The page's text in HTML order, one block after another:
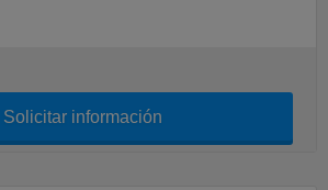
Solicitar información